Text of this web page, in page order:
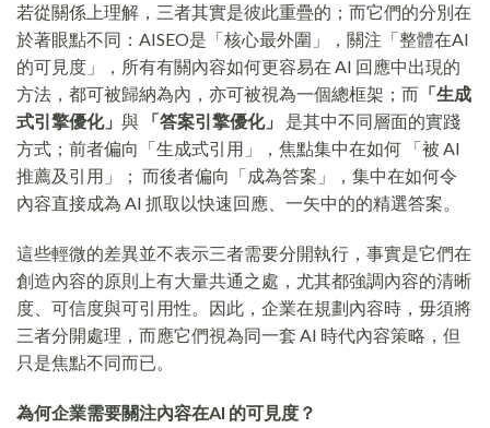
若從關係上理解，三者其實是彼此重疊的；而它們的分別在
於著眼點不同：AISEO是「核心最外圍」，關注「整體在AI
的可見度」，所有有關內容如何更容易在 AI 回應中出現的
方法，都可被歸納為內，亦可被視為一個總框架；而 「生成
式引擎優化」 與 「答案引擎優化」
是其中不同層面的實踐
方式；前者偏向「生成式引用」，焦點集中在如何 「被 AI
推薦及引用」； 而後者偏向「成為答案」，集中在如何令
內容直接成為 AI 抓取以快速回應、一矢中的的精選答案。
這些輕微的差異並不表示三者需要分開執行，事實是它們在
創造內容的原則上有大量共通之處，尤其都強調內容的清晰
度、可信度與可引用性。因此，企業在規劃內容時，毋須將
三者分開處理，而應它們視為同一套 AI 時代內容策略，但
只是焦點不同而已。
為何企業需要關注內容在AI 的可見度？